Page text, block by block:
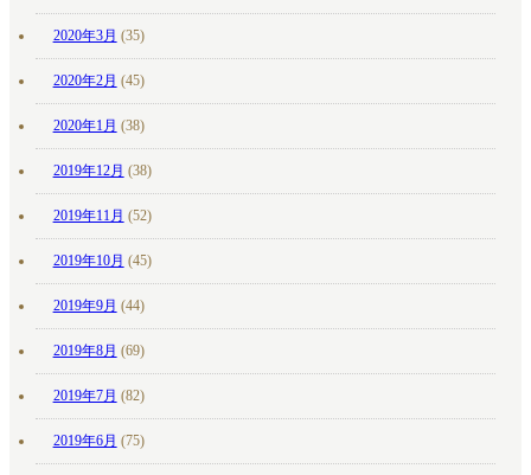
2020年3月 (35)
2020年2月 (45)
2020年1月 (38)
2019年12月 (38)
2019年11月 (52)
2019年10月 (45)
2019年9月 (44)
2019年8月 (69)
2019年7月 (82)
2019年6月 (75)